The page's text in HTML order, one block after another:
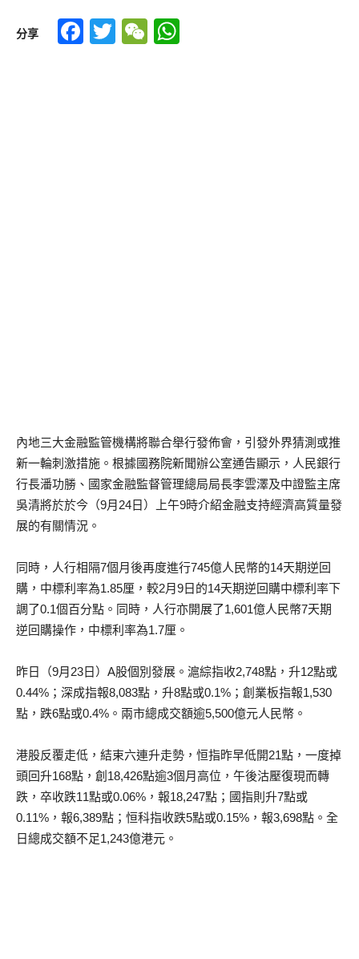
分享 Facebook
TwitterWeChat
內地三大金融監管機構將聯合舉行發佈會，引發外界猜測或推
新一輪刺激措施。根據國務院新聞辦公室通告顯示，人民銀行
行長潘功勝、國家金融監督管理總局局長李雲澤及中證監主席
吳清將於於今（9月24日）上午9時介紹金融支持經濟高質量發
展的有關情況。
同時，人行相隔7個月後再度進行745億人民幣的14天期逆回
購，中標利率為1.85厘，較2月9日的14天期逆回購中標利率下
調了0.1個百分點。同時，人行亦開展了1,601億人民幣7天期
逆回購操作，中標利率為1.7厘。
昨日（9月23日）A股個別發展。滬綜指收2,748點，升12點或
0.44%；深成指報8,083點，升8點或0.1%；創業板指報1,530
點，跌6點或0.4%。兩市總成交額逾5,500億元人民幣。
港股反覆走低，結束六連升走勢，恒指昨早低開21點，一度掉
頭回升168點，創18,426點逾3個月高位，午後沽壓復現而轉
跌，卒收跌11點或0.06%，報18,247點；國指則升7點或
0.11%，報6,389點；恒科指收跌5點或0.15%，報3,698點。全
日總成交額不足1,243億港元。